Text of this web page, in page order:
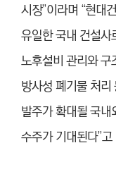
시장”이라며 “현대
유일한 국내 건설
노후설비 관리와
방사성 폐기물 처
발주가 확대될 국
수주가 기대된다”